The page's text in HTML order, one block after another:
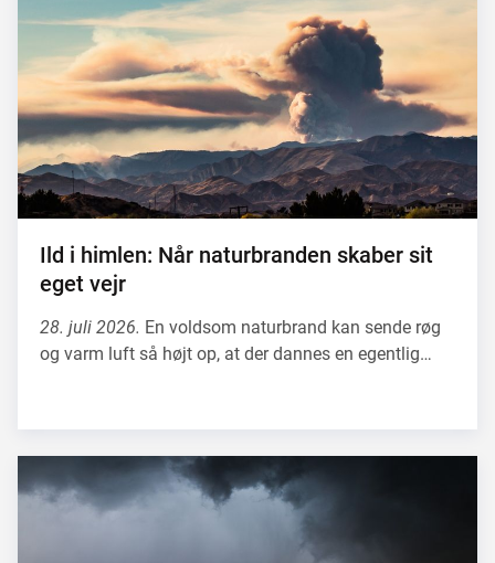
Ild i himlen: Når naturbranden skaber sit
eget vejr
28. juli 2026. En voldsom naturbrand kan sende røg
og varm luft så højt op, at der dannes en egentlig…